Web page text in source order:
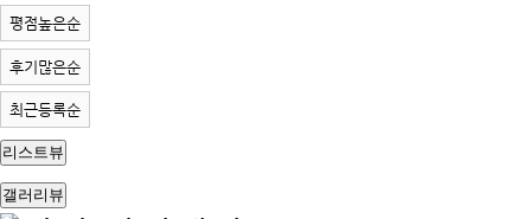
평점높은순
후기많은순
최근등록순
리스트뷰
갤러리뷰